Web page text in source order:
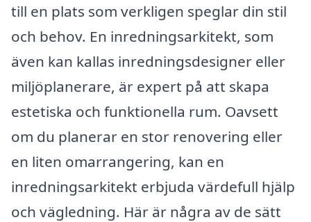
till en plats som verkligen speglar din stil
och behov. En inredningsarkitekt, som
även kan kallas inredningsdesigner eller
miljöplanerare, är expert på att skapa
estetiska och funktionella rum. Oavsett
om du planerar en stor renovering eller
en liten omarrangering, kan en
inredningsarkitekt erbjuda värdefull hjälp
och vägledning. Här är några av de sätt